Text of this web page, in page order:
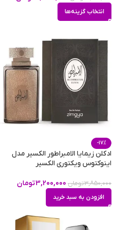
انتخاب گزینه‌ها
-17%
ادکلن زیمایا الامبراطور الکسیر مدل
اینوکتوس ویکتوری الکسیر
3,850,000تومان 3,200,000تومان
افزودن به سبد خرید